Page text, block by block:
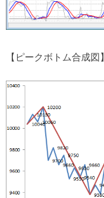
【ピークボトム合成図】